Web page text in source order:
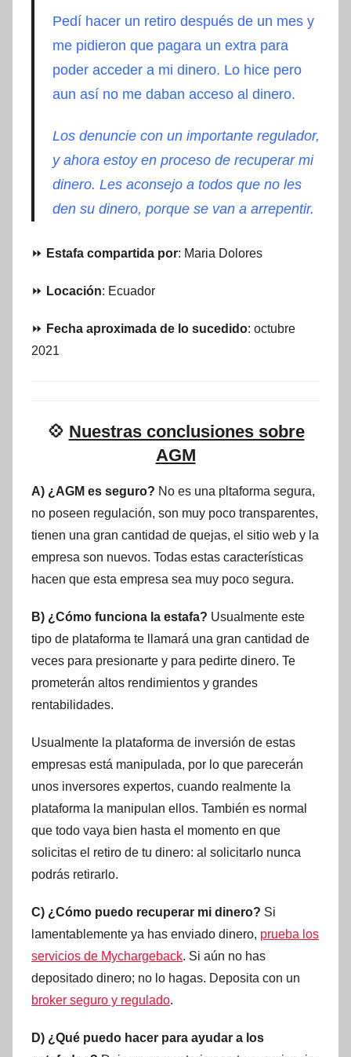
Pedí hacer un retiro despuésde un mes y
me pidieron que pagara un extra para
poder acceder a mi dinero. Lo hice pero
aun así no me daban acceso al dinero.
Los denuncie con un importante regulador,
y ahora estoy en proceso de recuperar mi
dinero. Les aconsejo a todos que no les
den su dinero, porque se van a arrepentir.
⏩ Estafa compartida por: Maria Dolores
⏩ Locación: Ecuador
⏩ Fecha aproximada de lo sucedido: octubre
2021
💠 Nuestras conclusiones sobre
AGM
A) ¿AGM es seguro? No es una pltaforma segura,
no poseen regulación, son muy poco transparentes,
tienen una gran cantidad de quejas, el sitio web y la
empresa son nuevos. Todas estas características
hacen que esta empresa sea muy poco segura.
B) ¿Cómo funciona la estafa? Usualmente este
tipo de plataforma te llamará una gran cantidad de
veces para presionarte y para pedirte dinero. Te
prometerán altos rendimientos y grandes
rentabilidades.
Usualmente la plataforma de inversión de estas
empresas está manipulada, por lo que parecerán
unos inversores expertos, cuando realmente la
plataforma la manipulan ellos. También es normal
que todo vaya bien hasta el momento en que
solicitas el retiro de tu dinero: al solicitarlo nunca
podrás retirarlo.
C) ¿Cómo puedo recuperar mi dinero? Si
lamentablemente ya has enviado dinero, prueba los
servicios de Mychargeback. Si aún no has
depositado dinero; no lo hagas. Deposita con un
broker seguro y regulado.
D) ¿Qué puedo hacer para ayudar a los